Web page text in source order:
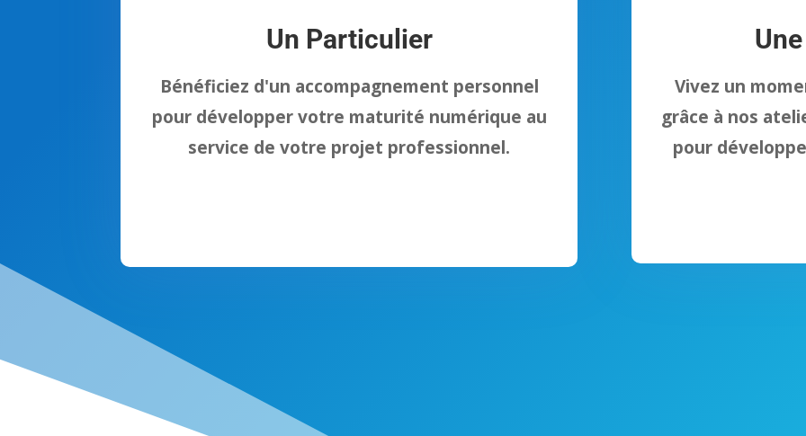
Un Particulier
Bénéficiez d'un accompagnement personnel
pour développer votre maturité numérique au
service de votre projet professionnel.
Vivez un
grâce à nos
pour